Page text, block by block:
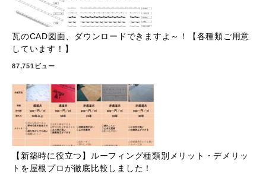
瓦のCAD図面、ダウンロードできますよ～！【各種類ご用意
しています！】
87,751ビュー
【新築時に役立つ】ルーフィング種類別メリット・デメリッ
トを屋根プロが徹底比較しました！